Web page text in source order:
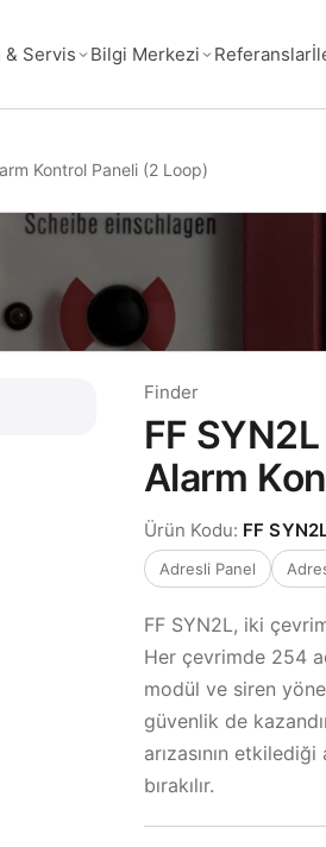
& Servis Bilgi Merkezi Referanslar
Kontrol Paneli (2 Loop)
Finder
FF SYN2L
Alarm
Ürün Kodu: FF
Adresli Panel
FF SYN2L, iki
Her çevrimde 254
modül ve siren
güvenlik de
arızasının etkilediği
bırakılır.